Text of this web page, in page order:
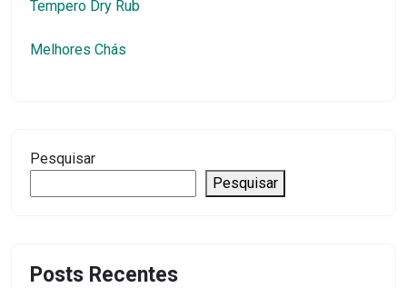
Tempero Dry Rub
Melhores Chás
Pesquisar
Pesquisar
Posts Recentes